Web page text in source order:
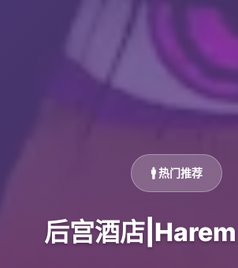
🚹 热门推荐
后宫酒店